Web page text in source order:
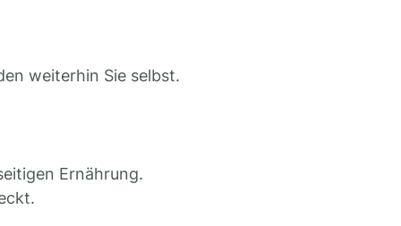
weiterhin Sie selbst.
Ernährung.